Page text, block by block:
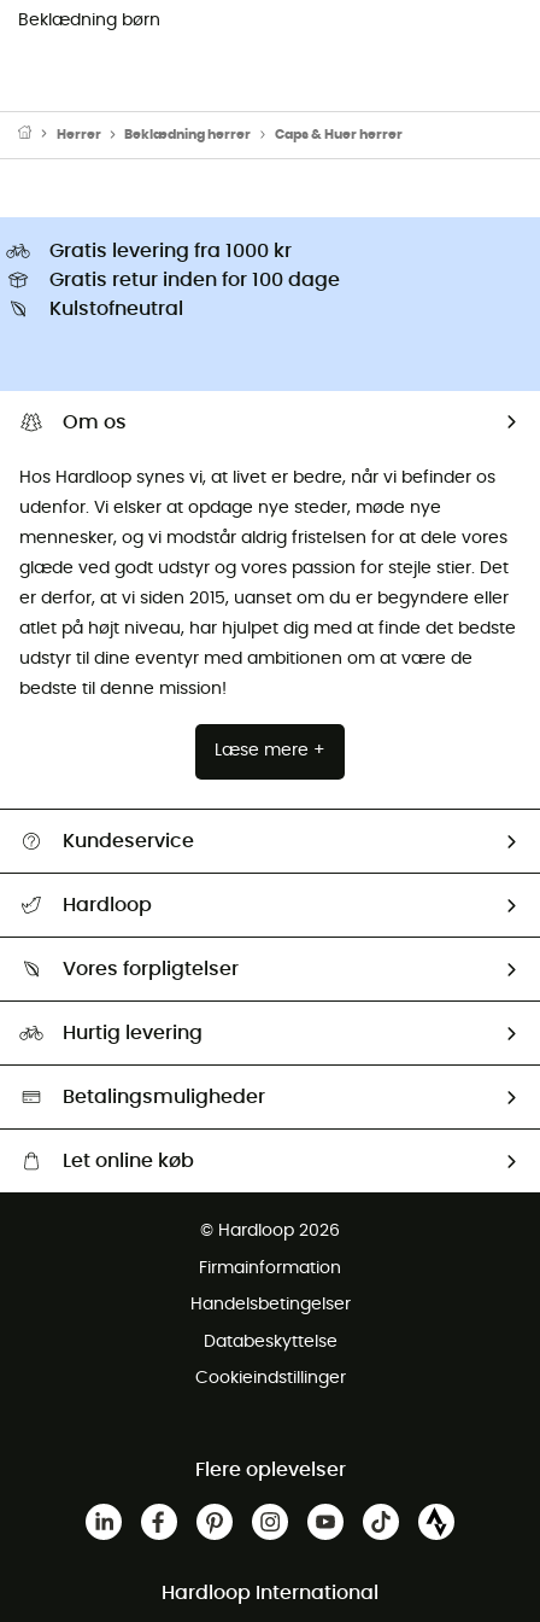
Beklædning børn
Herrer Beklædning herrer Caps & Huer herrer
Gratis levering fra 1000 kr
Gratis retur inden for 100 dage
Kulstofneutral
Om os
Hos Hardloop synes vi, at livet er bedre, når vi befinder os
udenfor. Vi elsker at opdage nye steder, møde nye
mennesker, og vi modstår aldrig fristelsen for at dele vores
glæde ved godt udstyr og vores passion for stejle stier. Det
er derfor, at vi siden 2015, uanset om du er begyndere eller
atlet på højt niveau, har hjulpet dig med at finde det bedste
udstyr til dine eventyr med ambitionen om at være de
bedste til denne mission!
Læse mere +
Kundeservice
Returnering & Tilbagebetaling
Hardloop
Our ambassadors
Vores forpligtelser
Second hand
HardGreen Udvalg
Hurtig levering
Betalingsmuligheder
Let online køb
Gratis retur inden for 100 dage
© Hardloop 2026
Firmainformation
Handelsbetingelser
Databeskyttelse
Cookieindstillinger
Flere oplevelser
Hardloop International